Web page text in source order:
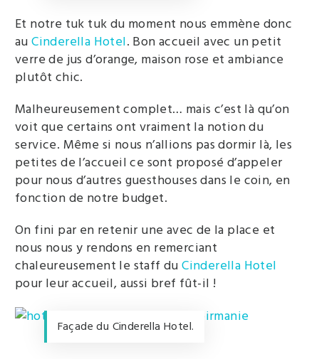
Et notre tuk tuk du moment nous emmène donc
auCinderella Hotel. Bon accueil avec un petit
verre de jus d’orange, maison rose et ambiance
plutôt chic.
Malheureusement complet… mais c’est là qu’on
voit que certains ont vraiment la notion du
service. Même si nous n’allions pas dormir là, les
petites de l’accueil ce sont proposé d’appeler
pour nous d’autres guesthouses dans le coin, en
fonction de notre budget.
On fini par en retenir une avec de la place et
nous nous y rendons en remerciant
chaleureusement le staff duCinderella Hotel
pour leur accueil, aussi bref fût-il !
Façade du Cinderella Hotel.